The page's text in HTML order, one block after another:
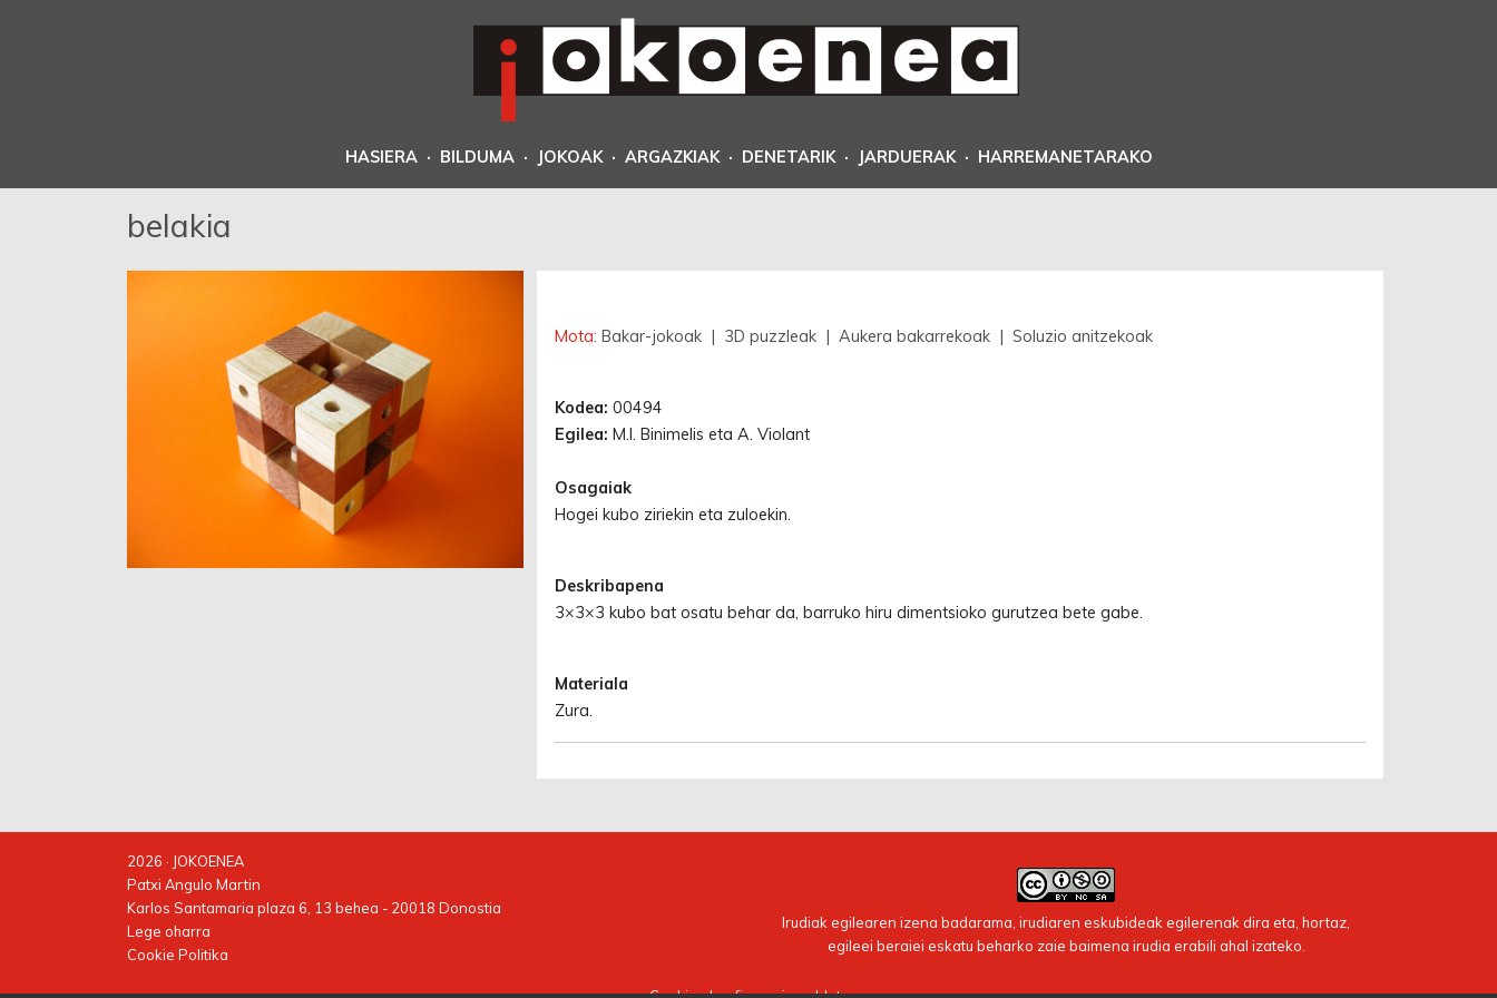
HASIERA · BILDUMA · JOKOAK · ARGAZKIAK · DENETARIK · JARDUERAK · HARREMANETARAKO
belakia
Mota: Bakar-jokoak | 3D puzzleak | Aukera bakarrekoak | Soluzio anitzekoak
Kodea: 00494
Egilea: M.I. Binimelis eta A. Violant
Osagaiak
Hogei kubo ziriekin eta zuloekin.
Deskribapena
3×3×3 kubo bat osatu behar da, barruko hiru dimentsioko gurutzea bete gabe.
Materiala
Zura.
2026 · JOKOENEA
Patxi Angulo Martin
Karlos Santamaria plaza 6, 13 behea - 20018 Donostia
Lege oharra
Cookie Politika
Irudiak egilearen izena badarama, irudiaren eskubideak egilerenak dira eta, hortaz,
egileei beraiei eskatu beharko zaie baimena irudia erabili ahal izateko.